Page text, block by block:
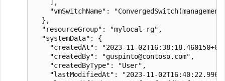
    ],
"vmSwitchName":
  },
  "resourceGroup": "mylocal-rg",
  "systemData": {
"createdAt": "2023-11-
    "createdBy": "guspinto@contoso.com",
    "createdByType": "User",
"lastModifiedAt": "2023-11-